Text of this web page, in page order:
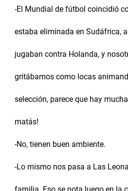
-El Mundial de fútbol coincidió
estaba eliminada en Sudáfrica,
jugaban contra Holanda, y
gritábamos como locas
selección, parece que hay
matás!
-No, tienen buen ambiente.
-Lo mismo nos pasa a Las